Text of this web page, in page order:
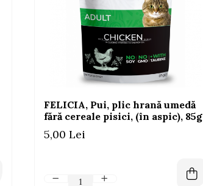
FELICIA, Pui, plic hrană umedă
fără cereale pisici, (în aspic), 85g
5,00 Lei